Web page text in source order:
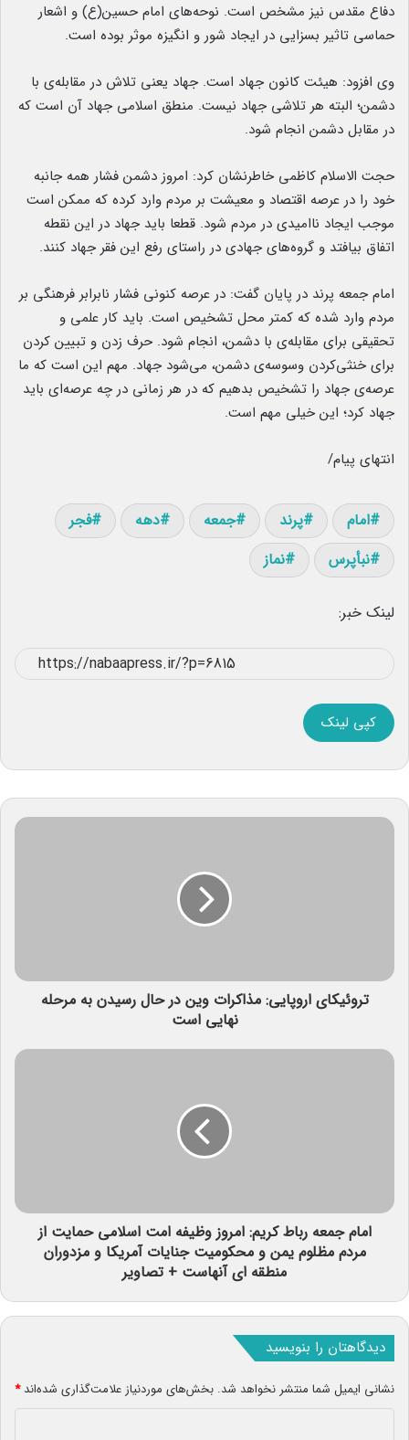
دفاع مقدس نیز مشخص است. نوحه‌های امام حسین(ع) و اشعار
حماسی تاثیر بسزایی در ایجاد شور و انگیزه موثر بوده است.
وی افزود: هیئت کانون جهاد است. جهاد یعنی تلاش در مقابله‌ی با
دشمن؛ البته هر تلاشی جهاد نیست. منطق اسلامی جهاد آن است که
در مقابل دشمن انجام شود.
حجت الاسلام کاظمی خاطرنشان کرد: امروز دشمن فشار همه جانبه
خود را در عرصه اقتصاد و معیشت بر مردم وارد کرده که ممکن است
موجب ایجاد ناامیدی در مردم شود. قطعا باید جهاد در این نقطه
اتفاق بیافتد و گروه‌های جهادی در راستای رفع این فقر جهاد کنند.
امام جمعه پرند در پایان گفت: در عرصه کنونی فشار نابرابر فرهنگی بر
مردم وارد شده که کمتر محل تشخیص است. باید کار علمی و
تحقیقی برای مقابله‌ی با دشمن، انجام شود. حرف زدن و تبیین کردن
برای خنثی‌کردن وسوسه‌ی دشمن، می‌شود جهاد. مهم این است که ما
عرصه‌ی جهاد را تشخیص بدهیم که در هر زمانی در چه عرصه‌ای باید
جهاد کرد؛ این خیلی مهم است.
انتهای پیام/
امام پرند جمعه دهه
فجر
نبأپرس
نماز
لینک خبر:
کپی لینک
تروئیکای اروپایی: مذاکرات وین در حال رسیدن به مرحله
نهایی است
امام جمعه رباط کریم: امروز وظیفه امت اسلامی حمایت از
مردم مظلوم یمن و محکومیت جنایات آمریکا و مزدوران
منطقه ای آنهاست + تصاویر
دیدگاهتان را بنویسید
نشانی ایمیل شما منتشر نخواهد شد. بخش‌های موردنیاز علامت‌گذاری شده‌اند*